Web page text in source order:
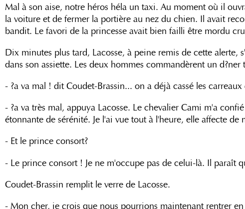
Mal à son aise, notre héros héla un taxi. Au moment où il
la voiture et de fermer la portière au nez du chien. Il avait
bandit. Le favori de la princesse avait bien failli être mordu
Dix minutes plus tard, Lacosse, à peine remis de cette
dans son assiette. Les deux hommes commandèrent un
- ?a va mal ! dit Coudet-Brassin... on a déjà cassé les
- ?a va très mal, appuya Lacosse. Le chevalier Cami m'a
étonnante de sérénité. Je l'ai vue tout à l'heure, elle affecte de
- Et le prince consort?
- Le prince consort ! Je ne m'occupe pas de celui-là. Il paraît
Coudet-Brassin remplit le verre de Lacosse.
- Mon cher, je crois que nous pourrions maintenant rentrer